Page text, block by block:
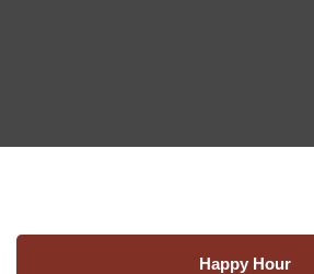
Happy Hour